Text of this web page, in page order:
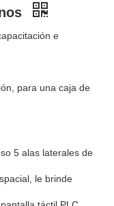
e
para una caja de
5 alas laterales de
le brinde